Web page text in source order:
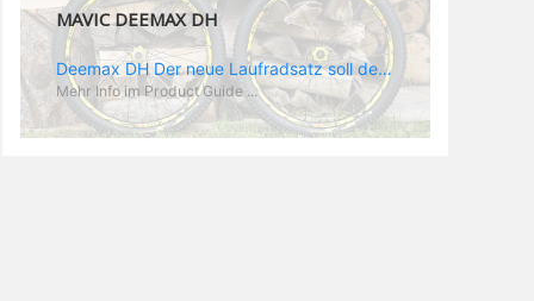
MAVIC DEEMAX PRO
Deemax Pro Schuh Vielleicht fragt ihr euch, was ein Schuh mit Deemax zu tun hat? Nun, hier spielt vor allem der Einsatzzweck eine Rolle: Deemax steht für Gravity pur und dafür ist auch der neue Schuh gedacht, der vor allem den Ideen von Downhill Legende Fabien Barel entspricht. Der Schuh soll ganz der Deemax Philosophie entsprechen: kompromisslose Funktion, effizient und hoher Komfort standen auf der Wunschliste von Fabien. Und das kam dabei heraus: - die neue „Energy Grip AM“ Sohle bietet maximale Stabilität und optimalen Grip auf dem Pedal. - die „Ergo Fit“ Innensohle soll super hohen Komfort bieten und optimal sitzen und zwar den ganzen Tag lang. - eine 3D-Mesch-Konstruktion soll den Fuß belüften und sowohl bei Sonne also auch unter kühlen Bedingungen für optimales Fußklima sorgen - die Assymetrische Konstruktion mit höherem Seitenteil innen soll den Knöchel optimal schützen - extra Schutz für die Zehen und die Fersen
Mehr Info im Product Guide ...